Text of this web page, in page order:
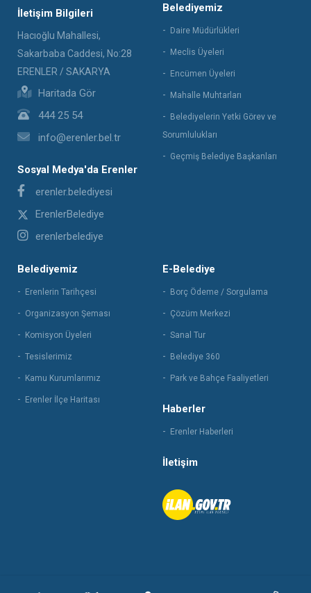
İletişim Bilgileri
Hacıoğlu Mahallesi,
Sakarbaba Caddesi, No:28
ERENLER / SAKARYA
Haritada Gör
444 25 54
info@erenler.bel.tr
Sosyal Medya'da Erenler
erenler.belediyesi
ErenlerBelediye
erenlerbelediye
Belediyemiz
Daire Müdürlükleri
Meclis Üyeleri
Encümen Üyeleri
Mahalle Muhtarları
Belediyelerin Yetki Görev ve
Sorumlulukları
Geçmiş Belediye Başkanları
Belediyemiz
Erenlerin Tarihçesi
Organizasyon Şeması
Komisyon Üyeleri
Tesislerimiz
Kamu Kurumlarımız
Erenler İlçe Haritası
E-Belediye
Borç Ödeme / Sorgulama
Çözüm Merkezi
Sanal Tur
Belediye 360
Park ve Bahçe Faaliyetleri
Haberler
Erenler Haberleri
İletişim